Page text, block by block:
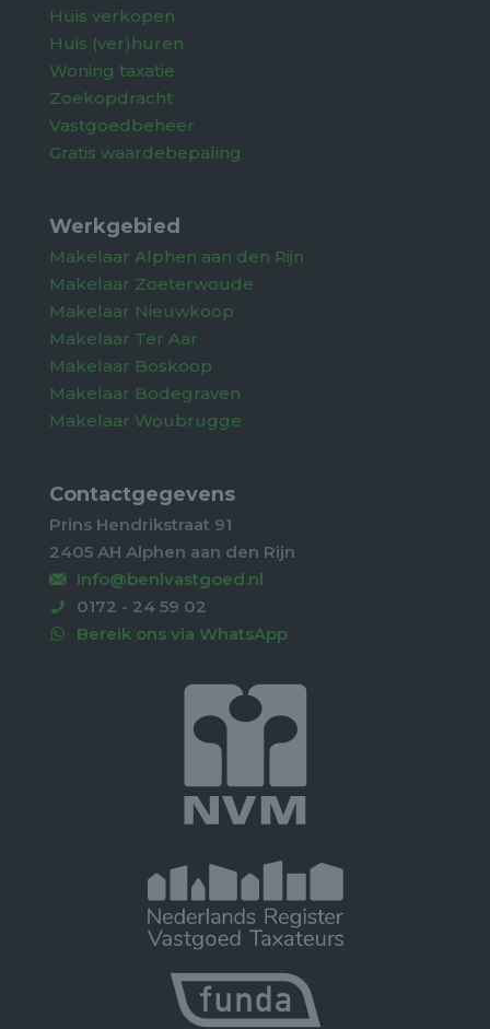
Huis verkopen
Huis (ver)huren
Woning taxatie
Zoekopdracht
Vastgoedbeheer
Gratis waardebepaling
Werkgebied
Makelaar Alphen aan den Rijn
Makelaar Zoeterwoude
Makelaar Nieuwkoop
Makelaar Ter Aar
Makelaar Boskoop
Makelaar Bodegraven
Makelaar Woubrugge
Contactgegevens
Prins Hendrikstraat 91
2405 AH Alphen aan den Rijn
info@benlvastgoed.nl
0172 - 24 59 02
Bereik ons via WhatsApp